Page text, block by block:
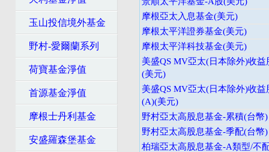
玉山投信境外基金
野村-愛爾蘭系列
荷寶基金淨值
首源基金淨值
摩根士丹利基金
安盛羅森堡基金
摩根亞太入息基金(美元)
摩根太平洋證券基金(美元)
摩根太平洋科技基金(美元)
美盛QS MV亞太(日本除外)收
(美元)
美盛QS MV亞太(日本除外)收
(A)(美元)
野村亞太高股息基金-累積(台幣)
野村亞太高股息基金-季配(台幣)
柏瑞亞太高股息基金-A類型/不